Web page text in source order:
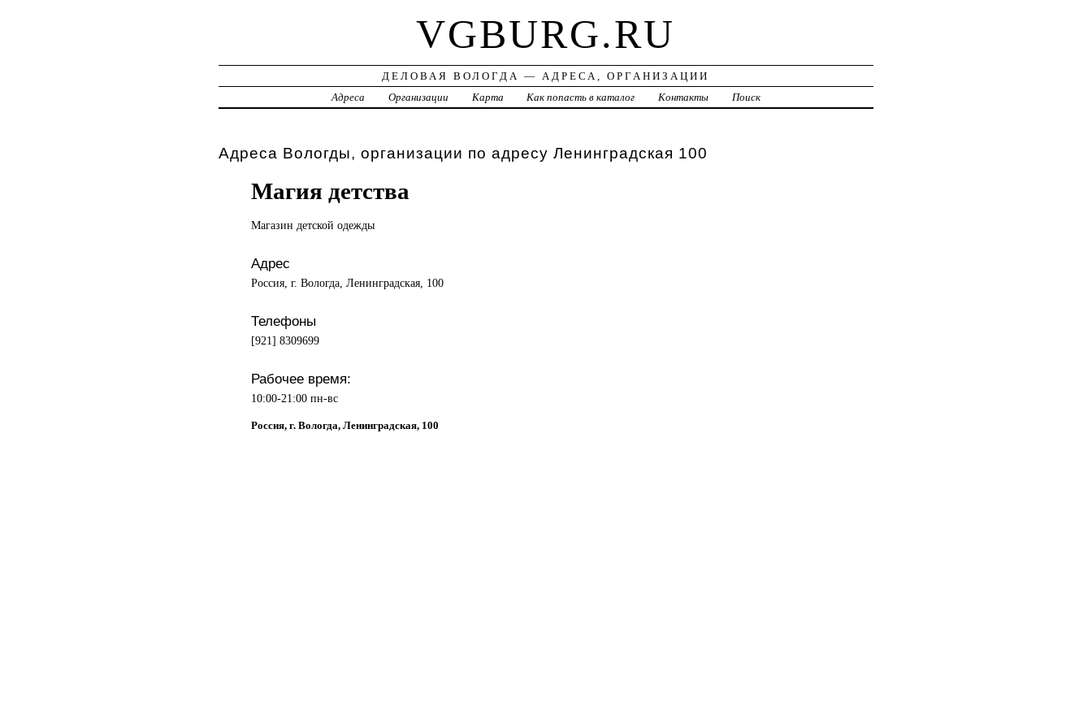
VGBURG.RU
ДЕЛОВАЯ ВОЛОГДА — АДРЕСА, ОРГАНИЗАЦИИ
Адреса
Организации Карта Как попасть в каталог Контакты Поиск
Адреса Вологды, организации по адресу Ленинградская 100
Магия детства
Магазин детской одежды
Адрес
Россия, г. Вологда, Ленинградская, 100
Телефоны
[921] 8309699
Рабочее время:
10:00-21:00 пн-вс
Россия, г. Вологда, Ленинградская, 100